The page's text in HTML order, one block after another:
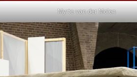
Myrte van der Molen